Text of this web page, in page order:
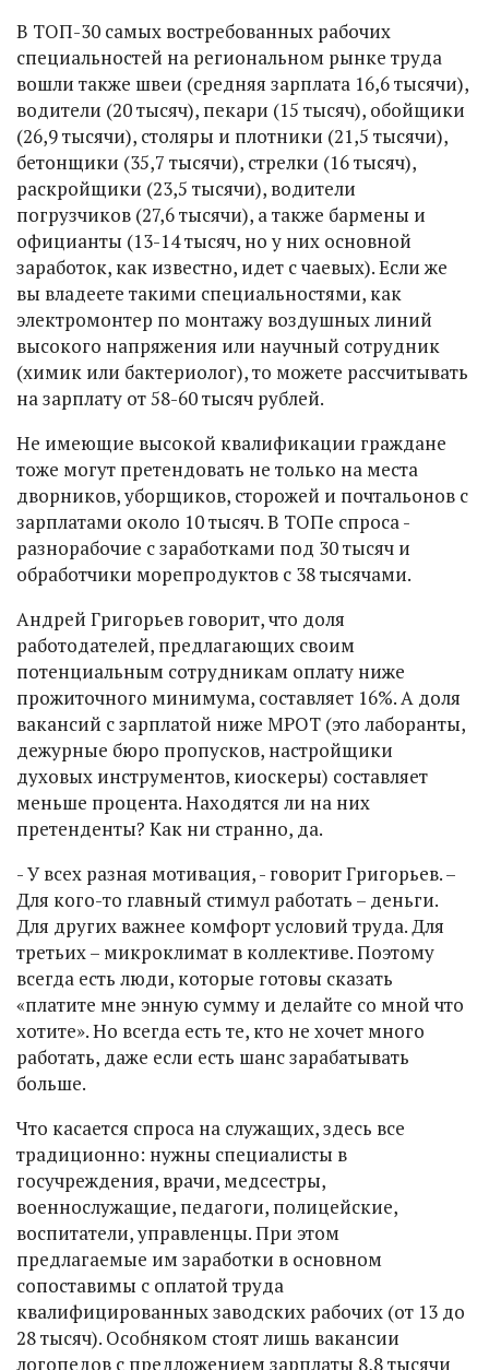
В ТОП-30 самых востребованных рабочих
специальностей на региональном рынке труда
вошли также швеи (средняя зарплата 16,6 тысячи),
водители (20 тысяч), пекари (15 тысяч), обойщики
(26,9 тысячи), столяры и плотники (21,5 тысячи),
бетонщики (35,7 тысячи), стрелки (16 тысяч),
раскройщики (23,5 тысячи), водители
погрузчиков (27,6 тысячи), а также бармены и
официанты (13-14 тысяч, но у них основной
заработок, как известно, идет с чаевых). Если же
вы владеете такими специальностями, как
электромонтер по монтажу воздушных линий
высокого напряжения или научный сотрудник
(химик или бактериолог), то можете рассчитывать
на зарплату от 58-60 тысяч рублей.
Не имеющие высокой квалификации граждане
тоже могут претендовать не только на места
дворников, уборщиков, сторожей и почтальонов с
зарплатами около 10 тысяч. В ТОПе спроса -
разнорабочие с заработками под 30 тысяч и
обработчики морепродуктов с 38 тысячами.
Андрей Григорьев говорит, что доля
работодателей, предлагающих своим
потенциальным сотрудникам оплату ниже
прожиточного минимума, составляет 16%. А доля
вакансий с зарплатой ниже МРОТ (это лаборанты,
дежурные бюро пропусков, настройщики
духовых инструментов, киоскеры) составляет
меньше процента. Находятся ли на них
претенденты? Как ни странно, да.
- У всех разная мотивация, - говорит Григорьев. –
Для кого-то главный стимул работать – деньги.
Для других важнее комфорт условий труда. Для
третьих – микроклимат в коллективе. Поэтому
всегда есть люди, которые готовы сказать
«платите мне энную сумму и делайте со мной что
хотите». Но всегда есть те, кто не хочет много
работать, даже если есть шанс зарабатывать
больше.
Что касается спроса на служащих, здесь все
традиционно: нужны специалисты в
госучреждения, врачи, медсестры,
военнослужащие, педагоги, полицейские,
воспитатели, управленцы. При этом
предлагаемые им заработки в основном
сопоставимы с оплатой труда
квалифицированных заводских рабочих (от 13 до
28 тысяч). Особняком стоят лишь вакансии
логопедов с предложением зарплаты 8,8 тысячи